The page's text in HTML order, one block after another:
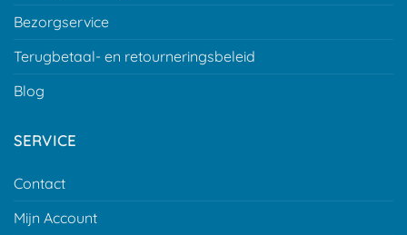
Bezorgservice
Terugbetaal- en retourneringsbeleid
Blog
SERVICE
Contact
Mijn Account